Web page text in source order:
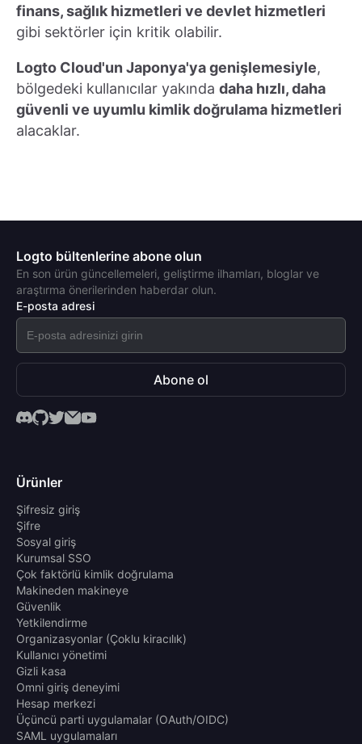
finans, sağlık hizmetleri ve devlet hizmetleri
gibi sektörler için kritik olabilir.
Logto Cloud'un Japonya'ya genişlemesiyle,
bölgedeki kullanıcılar yakında daha hızlı, daha
güvenli ve uyumlu kimlik doğrulama hizmetleri
alacaklar.
Logto bültenlerine abone olun
En son ürün güncellemeleri, geliştirme ilhamları, bloglar ve
araştırma önerilerinden haberdar olun.
E-posta adresi
Abone ol
Ürünler
Şifresiz giriş
Şifre
Sosyal giriş
Kurumsal SSO
Çok faktörlü kimlik doğrulama
Makineden makineye
Güvenlik
Yetkilendirme
Organizasyonlar (Çoklu kiracılık)
Kullanıcı yönetimi
Gizli kasa
Omni giriş deneyimi
Hesap merkezi
Üçüncü parti uygulamalar (OAuth/OIDC)
SAML uygulamaları